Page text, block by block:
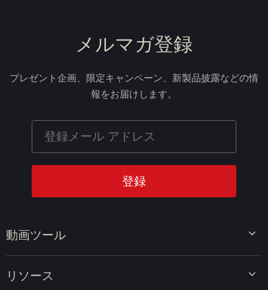
動画ツール
ビデオコンバーター
リソース
メルマガ登録
プレゼント企画、限定キャンペーン、新製品披露などの情
報をお届けします。